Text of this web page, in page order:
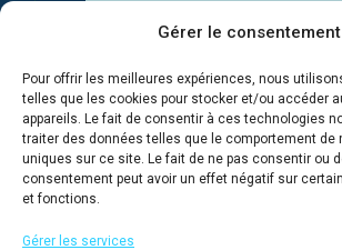
Gérer le consentement
Pour offrir les meilleures expériences, nous
telles que les cookies pour stocker et/ou accéder
appareils. Le fait de consentir à ces technologies
traiter des données telles que le comportement de
uniques sur ce site. Le fait de ne pas consentir ou
consentement peut avoir un effet négatif sur
et fonctions.
Gérer les services
Adresse e-mail
confidentialité du site